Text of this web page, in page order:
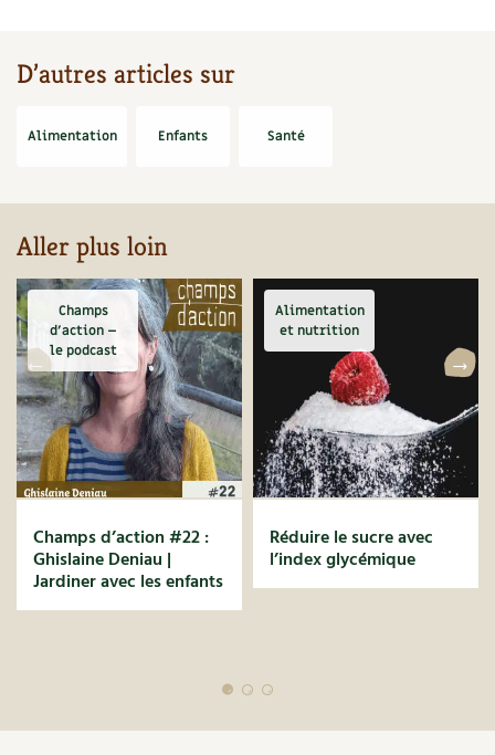
Autonomie
Enfants
Actions pour la planète
Les 4 saisons
Archives
Compléments
Vidéos et podcasts
D’autres articles sur
Alimentation Enfants Santé
Aller plus loin
Champs
d’action –
le podcast
Champs d’action #22 :
Ghislaine Deniau |
Jardiner avec les enfants
Alimentation
et nutrition
Réduire le sucre avec
l’index glycémique